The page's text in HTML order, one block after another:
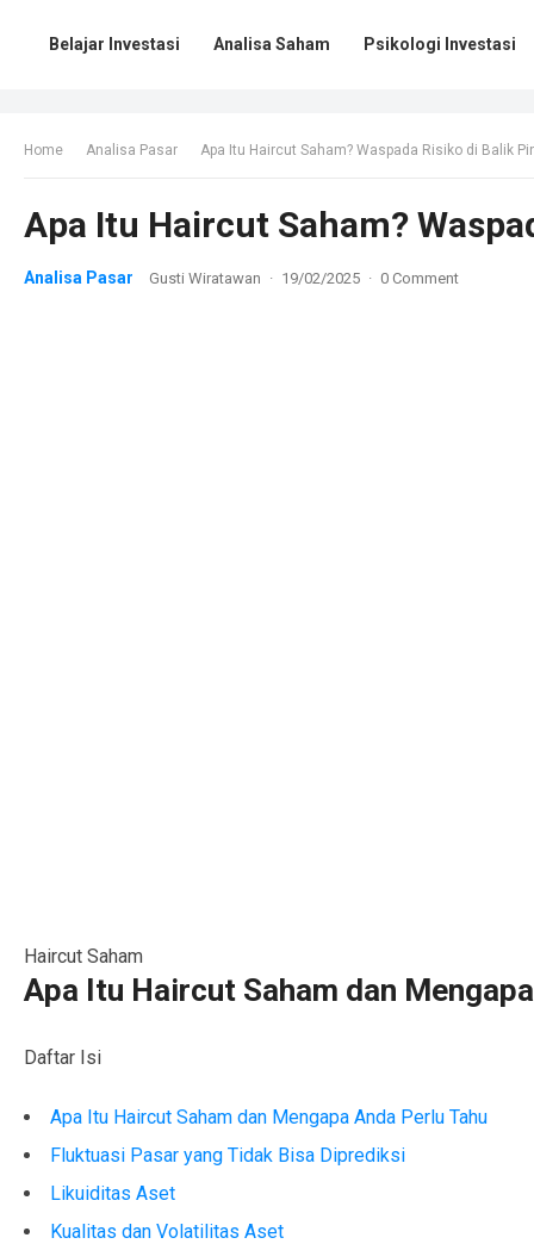
Belajar Investasi Analisa Saham Psikologi Investasi
Home Analisa Pasar Apa Itu Haircut Saham? Waspada Risiko di Balik
Apa Itu Haircut Saham?
Analisa Pasar Gusti Wiratawan · 19/02/2025 · 0 Comment
Haircut Saham
Apa Itu Haircut Saham dan
Daftar Isi
Apa Itu Haircut Saham dan Mengapa Anda Perlu Tahu
Fluktuasi Pasar yang Tidak Bisa Diprediksi
Likuiditas Aset
Kualitas dan Volatilitas Aset